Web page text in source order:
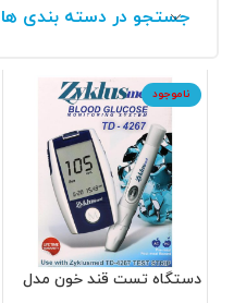
جستجو در دسته بندی ها
ناموجود
دستگاه تست قند خون مدل